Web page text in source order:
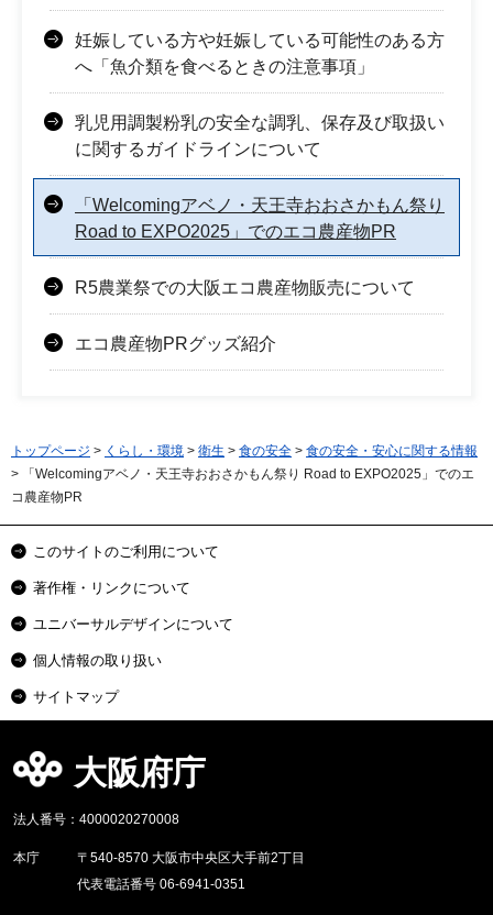
妊娠している方や妊娠している可能性のある方
へ「魚介類を食べるときの注意事項」
乳児用調製粉乳の安全な調乳、保存及び取扱い
に関するガイドラインについて
「Welcomingアベノ・天王寺おおさかもん祭り
Road to EXPO2025」でのエコ農産物PR
R5農業祭での大阪エコ農産物販売について
エコ農産物PRグッズ紹介
トップページ > くらし・環境 > 衛生 > 食の安全 > 食の安全・安心に関する情報
> 「Welcomingアベノ・天王寺おおさかもん祭り Road to EXPO2025」でのエ
コ農産物PR
このサイトのご利用について
著作権・リンクについて
ユニバーサルデザインについて
個人情報の取り扱い
サイトマップ
大阪府庁
法人番号：4000020270008
本庁
〒540-8570 大阪市中央区大手前2丁目
代表電話番号 06-6941-0351